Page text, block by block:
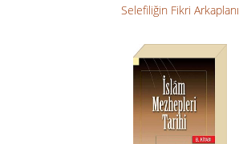
Selefiliğin Fikri Arkaplanı